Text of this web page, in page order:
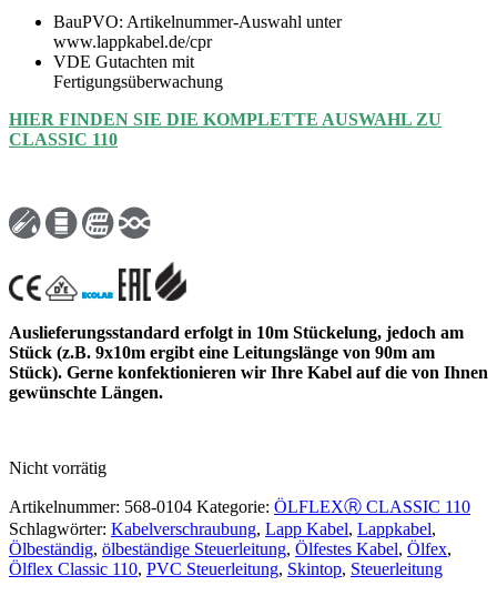
BauPVO: Artikelnummer-Auswahl unter
www.lappkabel.de/cpr
VDE Gutachten mit
Fertigungsüberwachung
HIER FINDEN SIE DIE KOMPLETTE AUSWAHL ZU
CLASSIC 110
Auslieferungsstandard erfolgt in 10m Stückelung, jedoch am
Stück (z.B. 9x10m ergibt eine Leitungslänge von 90m am
Stück). Gerne konfektionieren wir Ihre Kabel auf die von Ihnen
gewünschte Längen.
Nicht vorrätig
Artikelnummer: 568-0104 Kategorie: ÖLFLEXⓇ CLASSIC 110
Schlagwörter: Kabelverschraubung, Lapp Kabel, Lappkabel,
Ölbeständig, ölbeständige Steuerleitung, Ölfestes Kabel, Ölfex,
Ölflex Classic 110, PVC Steuerleitung, Skintop, Steuerleitung